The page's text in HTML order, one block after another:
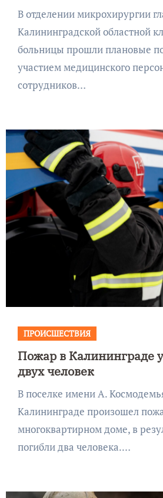
В отделении микрохирургии глаза
Калининградской областной
больницы прошли плановые
участием медицинского
сотрудников…
ПРОИСШЕСТВИЯ
Пожар в Калининграде
двух человек
В поселке имени А. Космодемьянского в
Калининграде произошел
многоквартирном доме, в
погибли два человека.…